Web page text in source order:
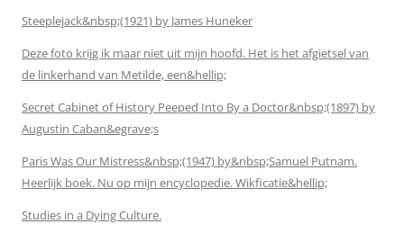
Steeplejack&nbsp;(1921) by James Huneker
Deze foto krijg ik maar niet uit mijn hoofd. Het is het afgietsel van
de linkerhand van Metilde, een&hellip;
Secret Cabinet of History Peeped Into By a Doctor&nbsp;(1897) by
Augustin Caban&egrave;s
Paris Was Our Mistress&nbsp;(1947) by&nbsp;Samuel Putnam.
Heerlijk boek. Nu op mijn encyclopedie. Wikficatie&hellip;
Studies in a Dying Culture.